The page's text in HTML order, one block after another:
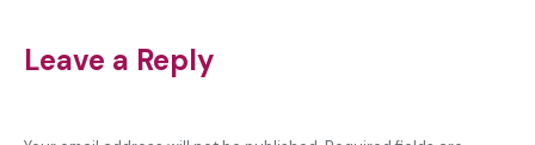
Leave a Reply